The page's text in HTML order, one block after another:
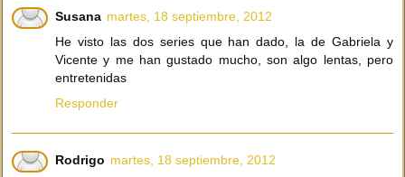
Susana martes, 18 septiembre, 2012
He visto las dos series que han dado, la de Gabriela y
Vicente y me han gustado mucho, son algo lentas, pero
entretenidas
Responder
Rodrigo martes, 18 septiembre, 2012